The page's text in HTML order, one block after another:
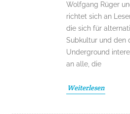
Wolfgang Rüger
richtet sich an
die sich für
Subkultur und den
Underground
an alle, die
Weiterlesen